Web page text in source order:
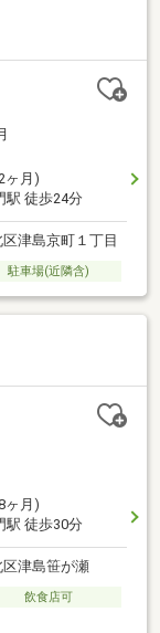
ヶ月)
駅 徒歩24分
津島京町１丁目
駐車場(近隣含)
ヶ月)
駅 徒歩30分
津島笹が瀬
飲食店可